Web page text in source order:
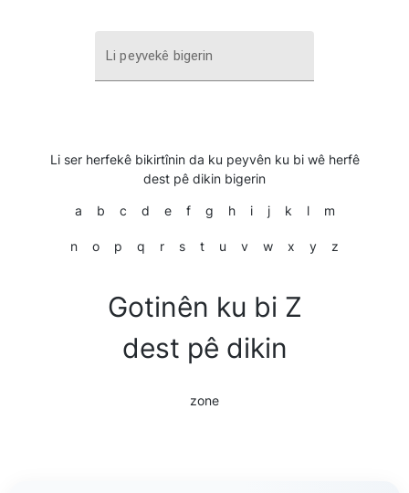
Li peyvekê bigerin
Li ser herfekê bikirtînin da ku peyvên ku bi wê herfê
dest pê dikin bigerin
a b c d e f g h i j k l m
n o p q r s t u v w x y z
Gotinên ku bi Z
dest pê dikin
zone